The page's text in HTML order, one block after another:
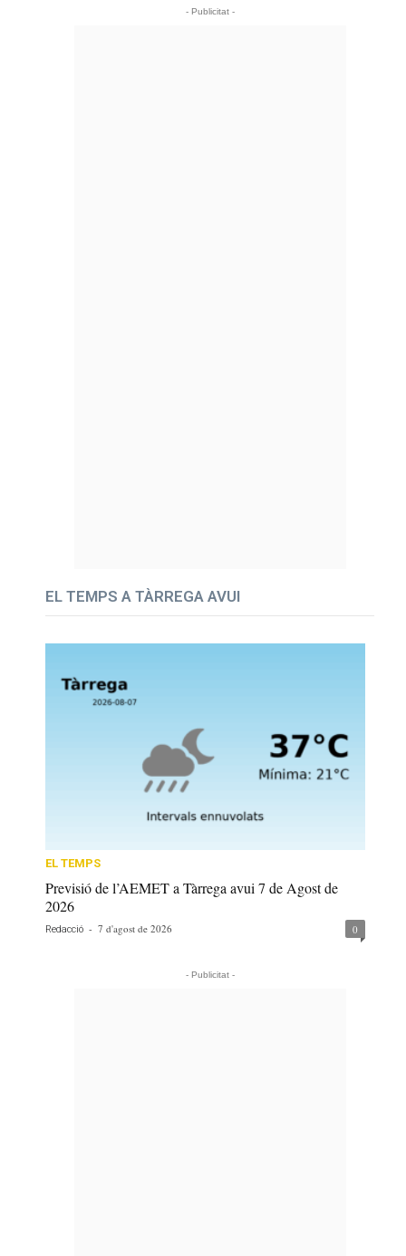
- Publicitat -
EL TEMPS A TÀRREGA AVUI
EL TEMPS
Previsió de l’AEMET a Tàrrega avui 7 de Agost de
2026
Redacció - 7 d'agost de 2026 0
- Publicitat -